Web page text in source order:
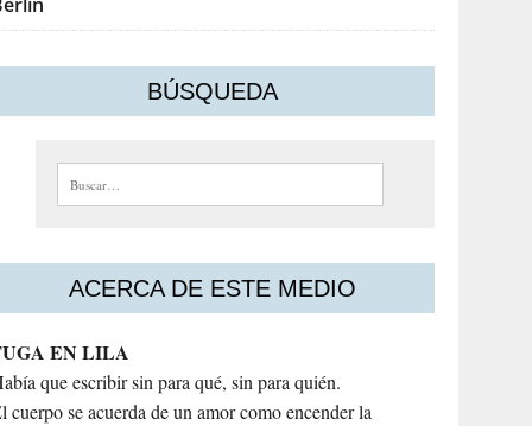
BÚSQUEDA
Buscar:
ACERCA DE ESTE MEDIO
EN LILA
que escribir sin para qué, sin para quién.
cuerpo se acuerda de un amor como encender la